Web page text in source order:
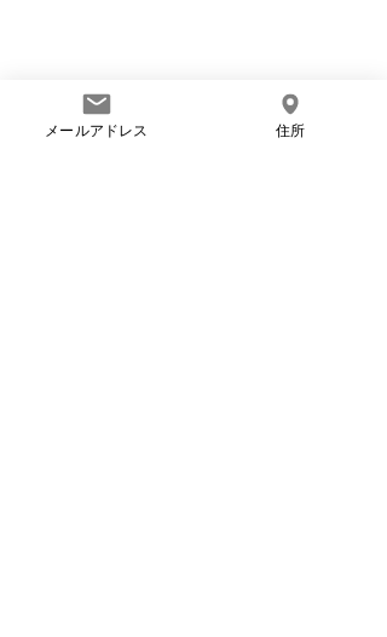
メールアドレス 住所